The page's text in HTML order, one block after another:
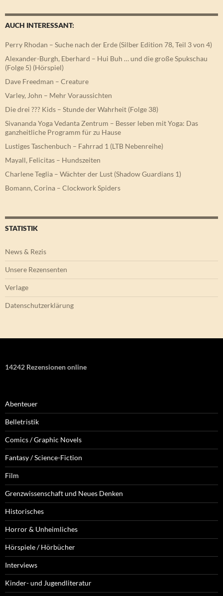
AUCH INTERESSANT:
Perry Rhodan – Suche nach der Erde (Silber Edition 78, Teil 3 von 4)
Alexander-Burgh, Eberhard – Hui Buh … und die große Spukschau
(Folge 5) (Hörspiel)
Dave Freedman – Creature
Varley, John – Mehr Voraussichten
Die drei ??? Kids – Stunde der Wahrheit (Folge 38)
Sivananda Yoga Vedanta Zentrum – Besser leben mit Yoga: Das
ganzheitliche Programm für zu Hause
Lustiges Taschenbuch – Fahrrad 1 (LTB Nebenreihe)
Mayall, Felicitas – Hundszeiten
Charlene Teglia – Wächter der Lust (Shadow Guardians 1)
Bomann, Corina – Clockwork Spiders
STATISTIK
News & Rezis
Unsere Rezensenten
Verlage
Datenschutzerklärung
14242 Rezensionen online
Abenteuer
Belletristik
Comics / Graphic Novels
Fantasy / Science-Fiction
Film
Grenzwissenschaft und Neues Denken
Historisches
Horror & Unheimliches
Hörspiele / Hörbücher
Interviews
Kinder- und Jugendliteratur